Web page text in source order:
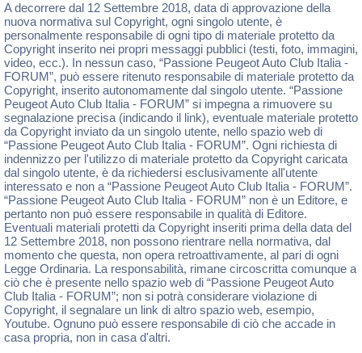
A decorrere dal 12 Settembre 2018, data di approvazione della
nuova normativa sul Copyright, ogni singolo utente, è
personalmente responsabile di ogni tipo di materiale protetto da
Copyright inserito nei propri messaggi pubblici (testi, foto, immagini,
video, ecc.). In nessun caso, “Passione Peugeot Auto Club Italia -
FORUM”, può essere ritenuto responsabile di materiale protetto da
Copyright, inserito autonomamente dal singolo utente. “Passione
Peugeot Auto Club Italia - FORUM” si impegna a rimuovere su
segnalazione precisa (indicando il link), eventuale materiale protetto
da Copyright inviato da un singolo utente, nello spazio web di
“Passione Peugeot Auto Club Italia - FORUM”. Ogni richiesta di
indennizzo per l'utilizzo di materiale protetto da Copyright caricata
dal singolo utente, è da richiedersi esclusivamente all'utente
interessato e non a “Passione Peugeot Auto Club Italia - FORUM”.
“Passione Peugeot Auto Club Italia - FORUM” non è un Editore, e
pertanto non può essere responsabile in qualità di Editore.
Eventuali materiali protetti da Copyright inseriti prima della data del
12 Settembre 2018, non possono rientrare nella normativa, dal
momento che questa, non opera retroattivamente, al pari di ogni
Legge Ordinaria. La responsabilità, rimane circoscritta comunque a
ciò che è presente nello spazio web di “Passione Peugeot Auto
Club Italia - FORUM”; non si potrà considerare violazione di
Copyright, il segnalare un link di altro spazio web, esempio,
Youtube. Ognuno può essere responsabile di ciò che accade in
casa propria, non in casa d'altri.